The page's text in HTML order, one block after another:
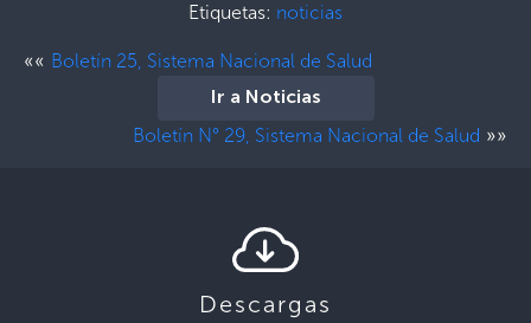
Etiquetas: noticias
«« Boletín 25, Sistema Nacional de Salud
Ir a Noticias
Boletín N° 29, Sistema Nacional de Salud »»
Descargas